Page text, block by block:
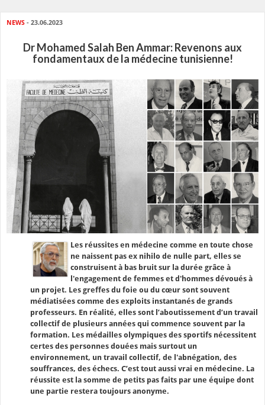
NEWS - 23.06.2023
Dr Mohamed Salah Ben Ammar: Revenons aux
fondamentaux de la médecine tunisienne!
Les réussites en médecine comme en toute chose
ne naissent pas ex nihilo de nulle part, elles se
construisent à bas bruit sur la durée grâce à
l'engagement de femmes et d'hommes dévoués à
un projet. Les greffes du foie ou du cœur sont souvent
médiatisées comme des exploits instantanés de grands
professeurs. En réalité, elles sont l’aboutissement d’un travail
collectif de plusieurs années qui commence souvent par la
formation. Les médailles olympiques des sportifs nécessitent
certes des personnes douées mais surtout un
environnement, un travail collectif, de l'abnégation, des
souffrances, des échecs. C’est tout aussi vrai en médecine. La
réussite est la somme de petits pas faits par une équipe dont
une partie restera toujours anonyme.